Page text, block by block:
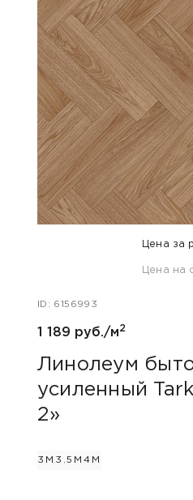
Цена за
Цена на
ID: 6156993
1 189 руб./м2
Линолеум
усиленный
2»
3М 3.5М4М